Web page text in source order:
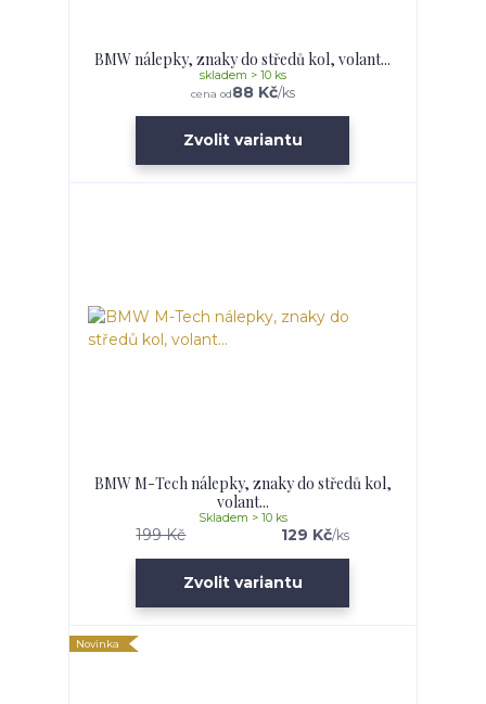
BMW nálepky, znaky do středů kol, volant...
cena od88 Kč/ks
skladem > 10 ks
Zvolit variantu
BMW M-Tech nálepky, znaky do středů kol,
volant...
199 Kč 129 Kč/ks
Skladem > 10 ks
Zvolit variantu
Novinka